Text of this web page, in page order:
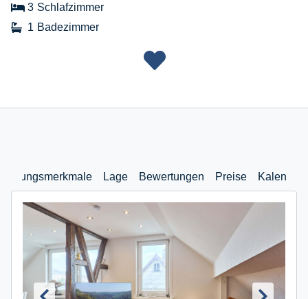
Schlafzimmer
3
Badezimmer
1
Lage Bewertungen Preise Kalender